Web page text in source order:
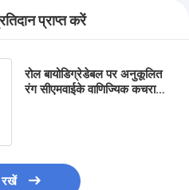
प्राप्त करें
रोल बायोडिग्रेडेबल पर अनुकूलित
रंग सीएमवाईके वाणिज्यिक कचरा
रखें